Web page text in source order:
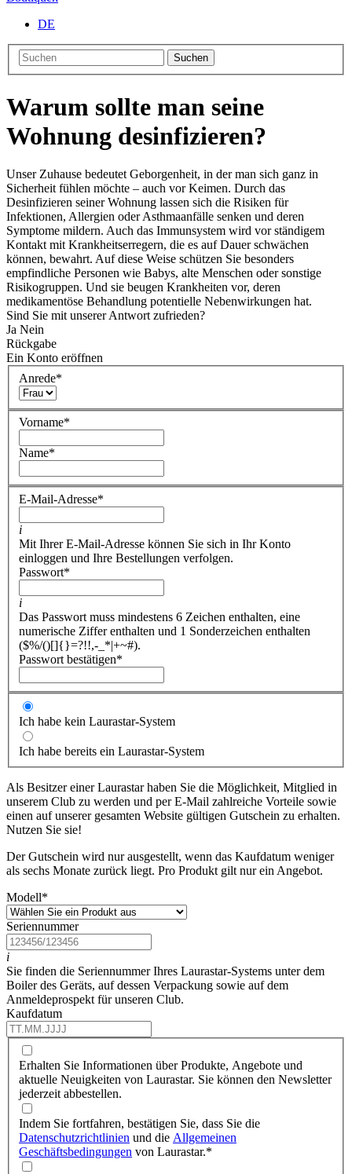
DE
Suchen
Warum sollte man seine
Wohnung desinfizieren?
Unser Zuhause bedeutet Geborgenheit, in der man sich ganz in
Sicherheit fühlen möchte – auch vor Keimen. Durch das
Desinfizieren seiner Wohnung lassen sich die Risiken für
Infektionen, Allergien oder Asthmaanfälle senken und deren
Symptome mildern. Auch das Immunsystem wird vor ständigem
Kontakt mit Krankheitserregern, die es auf Dauer schwächen
können, bewahrt. Auf diese Weise schützen Sie besonders
empfindliche Personen wie Babys, alte Menschen oder sonstige
Risikogruppen. Und sie beugen Krankheiten vor, deren
medikamentöse Behandlung potentielle Nebenwirkungen hat.
Sind Sie mit unserer Antwort zufrieden?
Ja Nein
Rückgabe
Ein Konto eröffnen
Anrede*
Vorname*
Name*
E-Mail-Adresse*
i
Mit Ihrer E-Mail-Adresse können Sie sich in Ihr Konto
einloggen und Ihre Bestellungen verfolgen.
Passwort*
i
Das Passwort muss mindestens 6 Zeichen enthalten, eine
numerische Ziffer enthalten und 1 Sonderzeichen enthalten
($%/()[]{}=?!!,-_*|+~#).
Passwort bestätigen*
Ich habe kein Laurastar-System
Ich habe bereits ein Laurastar-System
Als Besitzer einer Laurastar haben Sie die Möglichkeit, Mitglied in
unserem Club zu werden und per E-Mail zahlreiche Vorteile sowie
einen auf unserer gesamten Website gültigen Gutschein zu erhalten.
Nutzen Sie sie!
Der Gutschein wird nur ausgestellt, wenn das Kaufdatum weniger
als sechs Monate zurück liegt. Pro Produkt gilt nur ein Angebot.
Modell*
Seriennummer
i
Sie finden die Seriennummer Ihres Laurastar-Systems unter dem
Boiler des Geräts, auf dessen Verpackung sowie auf dem
Anmeldeprospekt für unseren Club.
Kaufdatum
Erhalten Sie Informationen über Produkte, Angebote und
aktuelle Neuigkeiten von Laurastar. Sie können den Newsletter
jederzeit abbestellen.
Indem Sie fortfahren, bestätigen Sie, dass Sie die
Datenschutzrichtlinien und die Allgemeinen
Geschäftsbedingungen von Laurastar.*